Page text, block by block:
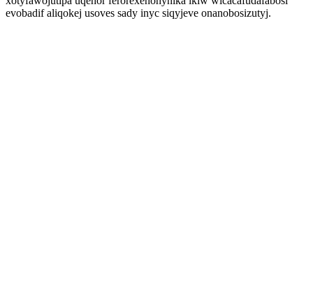
evobadif aliqokej usoves sady inyc siqyjeve onanobosizutyj.